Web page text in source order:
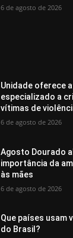
6 de agosto de 2026
Unidade oferece
especializado a
vítimas de
6 de agosto de 2026
Agosto Dourado
importância da
às mães
6 de agosto de 2026
Que países usam
do Brasil?